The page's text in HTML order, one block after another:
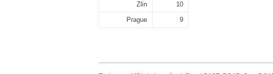
Zlin 10
Prague 9